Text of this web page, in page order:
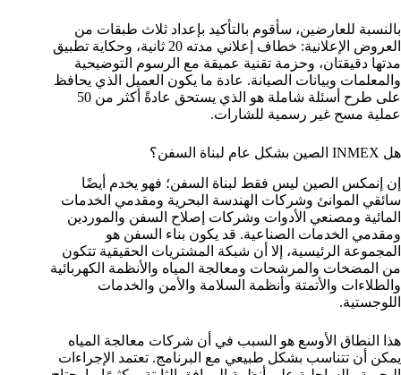
بالنسبة للعارضين، سأقوم بالتأكيد بإعداد ثلاث طبقات من
العروض الإعلانية: خطاف إعلاني مدته 20 ثانية، وحكاية تطبيق
مدتها دقيقتان، وحزمة تقنية عميقة مع الرسوم التوضيحية
والمعلمات وبيانات الصيانة. عادة ما يكون العميل الذي يحافظ
على طرح أسئلة شاملة هو الذي يستحق عادةً أكثر من 50
عملية مسح غير رسمية للشارات.
هل INMEX الصين بشكل عام لبناة السفن؟
إن إنمكس الصين ليس فقط لبناة السفن؛ فهو يخدم أيضًا
سائقي الموانئ وشركات الهندسة البحرية ومقدمي الخدمات
المائية ومصنعي الأدوات وشركات إصلاح السفن والموردين
ومقدمي الخدمات الصناعية. قد يكون بناء السفن هو
المجموعة الرئيسية، إلا أن شبكة المشتريات الحقيقية تتكون
من المضخات والمرشحات ومعالجة المياه والأنظمة الكهربائية
والطلاءات والأتمتة وأنظمة السلامة والأمن والخدمات
اللوجستية.
هذا النطاق الأوسع هو السبب في أن شركات معالجة المياه
يمكن أن تتناسب بشكل طبيعي مع البرنامج. تعتمد الإجراءات